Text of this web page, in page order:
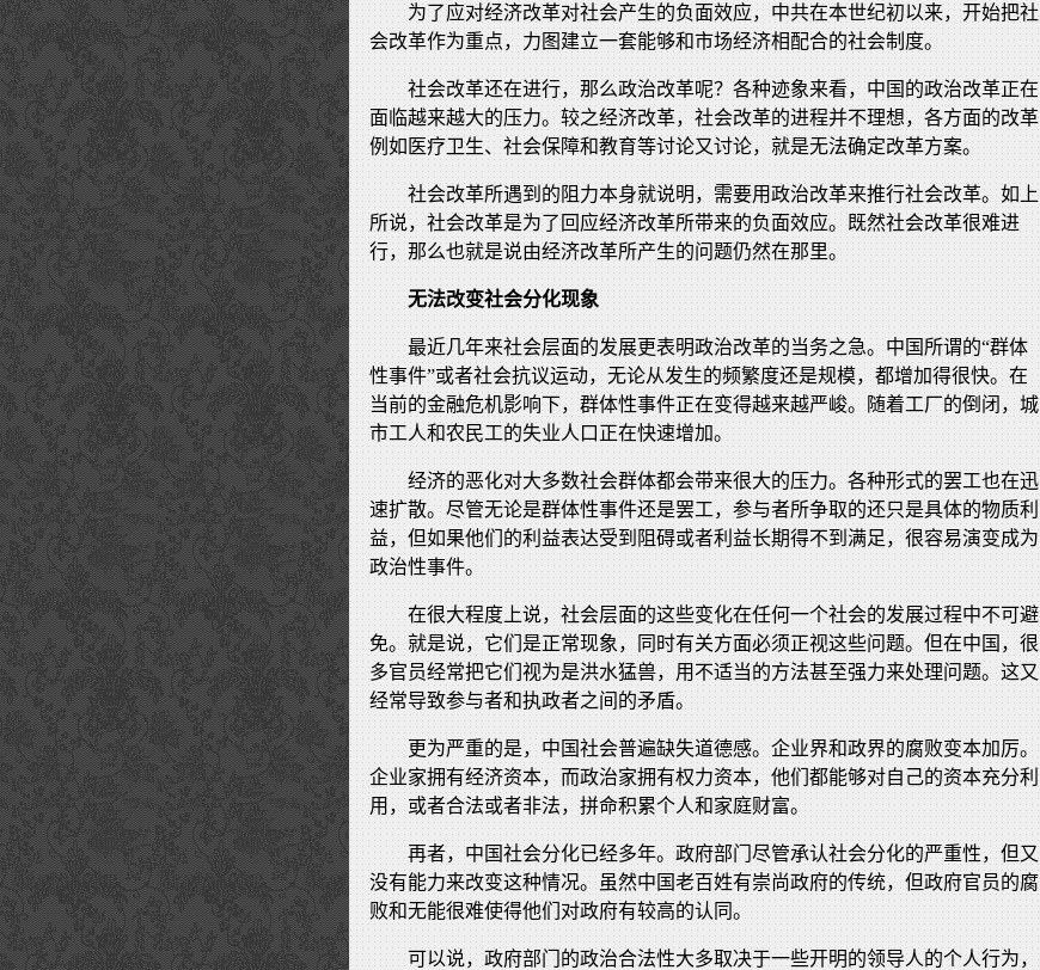
为了应对经济改革对社会产生的负面效应，中共在本世纪初以来，开始把社
会改革作为重点，力图建立一套能够和市场经济相配合的社会制度。
社会改革还在进行，那么政治改革呢？各种迹象来看，中国的政治改革正在
面临越来越大的压力。较之经济改革，社会改革的进程并不理想，各方面的改革
例如医疗卫生、社会保障和教育等讨论又讨论，就是无法确定改革方案。
社会改革所遇到的阻力本身就说明，需要用政治改革来推行社会改革。如上
所说，社会改革是为了回应经济改革所带来的负面效应。既然社会改革很难进
行，那么也就是说由经济改革所产生的问题仍然在那里。
无法改变社会分化现象
最近几年来社会层面的发展更表明政治改革的当务之急。中国所谓的“群体
性事件”或者社会抗议运动，无论从发生的频繁度还是规模，都增加得很快。在
当前的金融危机影响下，群体性事件正在变得越来越严峻。随着工厂的倒闭，城
市工人和农民工的失业人口正在快速增加。
经济的恶化对大多数社会群体都会带来很大的压力。各种形式的罢工也在迅
速扩散。尽管无论是群体性事件还是罢工，参与者所争取的还只是具体的物质利
益，但如果他们的利益表达受到阻碍或者利益长期得不到满足，很容易演变成为
政治性事件。
在很大程度上说，社会层面的这些变化在任何一个社会的发展过程中不可避
免。就是说，它们是正常现象，同时有关方面必须正视这些问题。但在中国，很
多官员经常把它们视为是洪水猛兽，用不适当的方法甚至强力来处理问题。这又
经常导致参与者和执政者之间的矛盾。
更为严重的是，中国社会普遍缺失道德感。企业界和政界的腐败变本加厉。
企业家拥有经济资本，而政治家拥有权力资本，他们都能够对自己的资本充分利
用，或者合法或者非法，拼命积累个人和家庭财富。
再者，中国社会分化已经多年。政府部门尽管承认社会分化的严重性，但又
没有能力来改变这种情况。虽然中国老百姓有崇尚政府的传统，但政府官员的腐
败和无能很难使得他们对政府有较高的认同。
可以说，政府部门的政治合法性大多取决于一些开明的领导人的个人行为，